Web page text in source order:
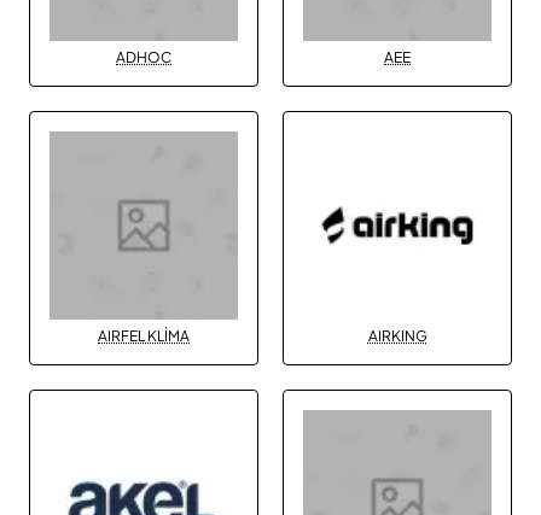
ADHOC AEE
AIRFEL KLİMA AIRKING